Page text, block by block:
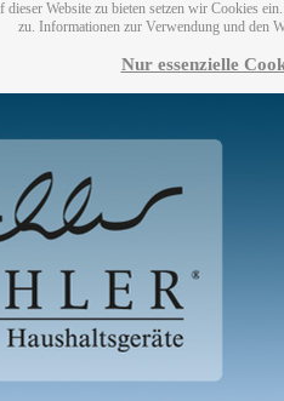
dieser Website zu bieten setzen wir Cookies
zu. Informationen zur Verwendung und den
Nur essenzielle